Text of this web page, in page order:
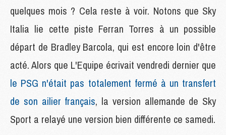
quelques mois ? Cela reste à voir. Notons que Sky
Italia lie cette piste Ferran Torres à un possible
départ de Bradley Barcola, qui est encore loin d'être
acté. Alors que L'Equipe écrivait vendredi dernier que
le PSG n'était pas totalement fermé à un transfert
de son ailier français, la version allemande de Sky
Sport a relayé une version bien différente ce samedi.